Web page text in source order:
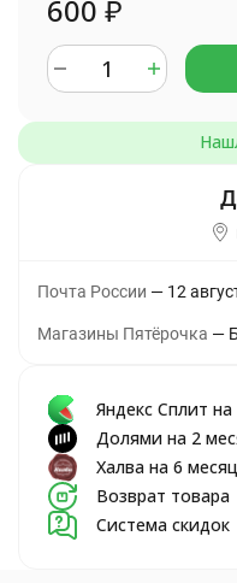
600 ₽
Почта России 12
Магазины Пятёрочка
Яндекс Сплит на
Долями на 2
Халва на 6
Возврат товара
Система скидок